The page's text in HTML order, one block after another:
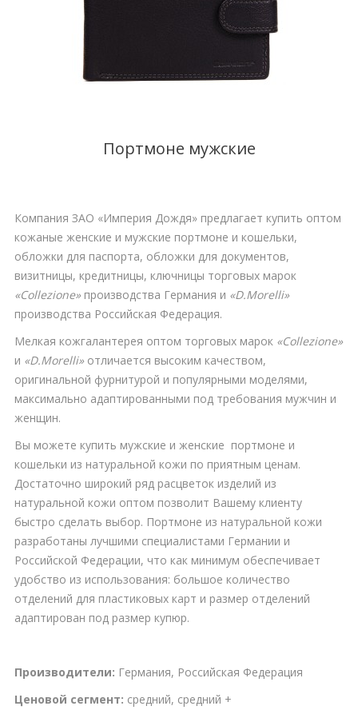
Портмоне мужские
Компания ЗАО «Империя Дождя» предлагает купить оптом
кожаные женские и мужские портмоне и кошельки,
обложки для паспорта, обложки для документов,
визитницы, кредитницы, ключницы торговых марок
«Сollezione» производства Германия и «D.Morelli»
производства Российская Федерация.
Мелкая кожгалантерея оптом торговых марок «Сollezione»
и «D.Morelli» отличается высоким качеством,
оригинальной фурнитурой и популярными моделями,
максимально адаптированными под требования мужчин и
женщин.
Вы можете купить мужские и женские портмоне и
кошельки из натуральной кожи по приятным ценам.
Достаточно широкий ряд расцветок изделий из
натуральной кожи оптом позволит Вашему клиенту
быстро сделать выбор. Портмоне из натуральной кожи
разработаны лучшими специалистами Германии и
Российской Федерации, что как минимум обеспечивает
удобство из использования: большое количество
отделений для пластиковых карт и размер отделений
адаптирован под размер купюр.
Производители: Германия, Российская Федерация
Ценовой сегмент: средний, средний +